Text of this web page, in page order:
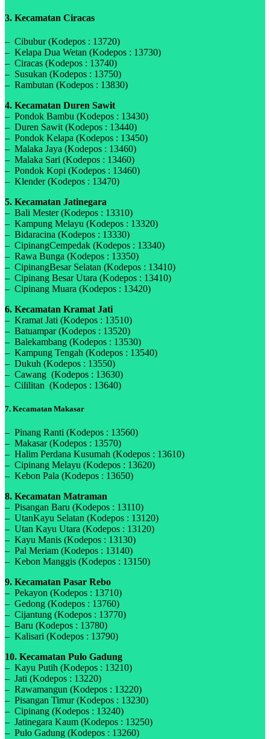
3. Kecamatan Ciracas
– Cibubur (Kodepos : 13720)
– Kelapa Dua Wetan (Kodepos : 13730)
– Ciracas (Kodepos : 13740)
– Susukan (Kodepos : 13750)
– Rambutan (Kodepos : 13830)
4. Kecamatan Duren Sawit
– Pondok Bambu (Kodepos : 13430)
– Duren Sawit (Kodepos : 13440)
– Pondok Kelapa (Kodepos : 13450)
– Malaka Jaya (Kodepos : 13460)
– Malaka Sari (Kodepos : 13460)
– Pondok Kopi (Kodepos : 13460)
– Klender (Kodepos : 13470)
5. Kecamatan Jatinegara
– Bali Mester (Kodepos : 13310)
– Kampung Melayu (Kodepos : 13320)
– Bidaracina (Kodepos : 13330)
– CipinangCempedak (Kodepos : 13340)
– Rawa Bunga (Kodepos : 13350)
– CipinangBesar Selatan (Kodepos : 13410)
– Cipinang Besar Utara (Kodepos : 13410)
– Cipinang Muara (Kodepos : 13420)
6. Kecamatan Kramat Jati
– Kramat Jati (Kodepos : 13510)
– Batuampar (Kodepos : 13520)
– Balekambang (Kodepos : 13530)
– Kampung Tengah (Kodepos : 13540)
– Dukuh (Kodepos : 13550)
– Cawang (Kodepos : 13630)
– Cililitan (Kodepos : 13640)
7. Kecamatan Makasar
– Pinang Ranti (Kodepos : 13560)
– Makasar (Kodepos : 13570)
– Halim Perdana Kusumah (Kodepos : 13610)
– Cipinang Melayu (Kodepos : 13620)
– Kebon Pala (Kodepos : 13650)
8. Kecamatan Matraman
– Pisangan Baru (Kodepos : 13110)
– UtanKayu Selatan (Kodepos : 13120)
– Utan Kayu Utara (Kodepos : 13120)
– Kayu Manis (Kodepos : 13130)
– Pal Meriam (Kodepos : 13140)
– Kebon Manggis (Kodepos : 13150)
9. Kecamatan Pasar Rebo
– Pekayon (Kodepos : 13710)
– Gedong (Kodepos : 13760)
– Cijantung (Kodepos : 13770)
– Baru (Kodepos : 13780)
– Kalisari (Kodepos : 13790)
10. Kecamatan Pulo Gadung
– Kayu Putih (Kodepos : 13210)
– Jati (Kodepos : 13220)
– Rawamangun (Kodepos : 13220)
– Pisangan Timur (Kodepos : 13230)
– Cipinang (Kodepos : 13240)
– Jatinegara Kaum (Kodepos : 13250)
– Pulo Gadung (Kodepos : 13260)